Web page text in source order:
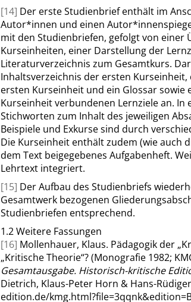
[14] Der erste Studienbrief enthält im
Autor*innen und einen
mit den Studienbriefen, gefolgt von einer
Kurseinheiten, einer Darstellung der
Literaturverzeichnis zum Gesamtkurs.
Inhaltsverzeichnis der ersten
ersten Kurseinheit und ein Glossar
Kurseinheit verbundenen Lernziele an. In
Stichworten zum Inhalt des jeweiligen
Beispiele und Exkurse sind durch
Die Kurseinheit enthält zudem (wie auch
dem Text beigegebenes Aufgabenheft.
Lehrtext integriert.
[15] Der Aufbau des Studienbriefs
Gesamtwerk bezogenen
Studienbriefen entsprechend.
1.2Weitere Fassungen
[16] Mollenhauer, Klaus. Pädagogik der „
„Kritische Theorie“? (Monografie 1982;
Gesamtausgabe. Historisch-kritische
Dietrich, Klaus-Peter Horn & Hans-
edition.de/